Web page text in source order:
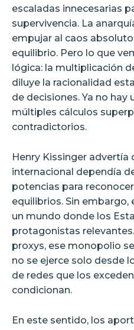
escaladas innecesarias
supervivencia. La
empujar al caos
equilibrio. Pero lo que
lógica: la multiplicación
diluye la racionalidad
de decisiones. Ya no hay
múltiples cálculos
contradictorios.
Henry Kissinger advertía
internacional dependía
potencias para
equilibrios. Sin
un mundo donde los
protagonistas
proxys, ese monopolio
no se ejerce solo desde
de redes que los
condicionan.
En este sentido, los